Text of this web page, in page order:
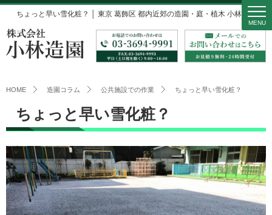
ちょっと早い雪化粧？ │ 東京 葛飾区 都内近郊の造園・庭・植木 小林造園
MENU
HOME 造園コラム 公共施設での作業 ちょっと早い雪化粧？
ちょっと早い雪化粧？